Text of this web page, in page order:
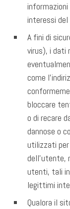
interessi
A fini di
virus), i dati
come
bloccare
o di recare
dannose o
utilizzati per
dell’utente,
utenti, tali
legittimi
Qualora il